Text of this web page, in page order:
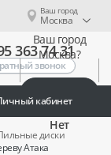
Ваш город
Москва
Ваш город
Москва?
Нет
363 74 31
звонок
кабинет
диски
Атака